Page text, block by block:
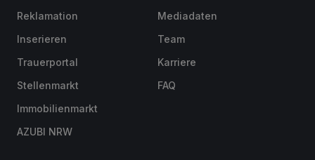
Reklamation
Inserieren
Trauerportal
Stellenmarkt
Immobilienmarkt
AZUBI NRW
Mediadaten
Team
Karriere
FAQ